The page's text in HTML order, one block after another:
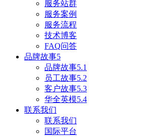
服务站群
服务案例
服务流程
技术博客
FAQ问答
品牌故事5
品牌故事5.1
员工故事5.2
客户故事5.3
华全英模5.4
联系我们
联系我们
国际平台